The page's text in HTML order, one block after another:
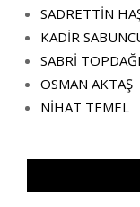
SADRETTİN
KADİR
SABRİ TOPDAĞI
OSMAN AKTAŞ
NİHAT TEMEL